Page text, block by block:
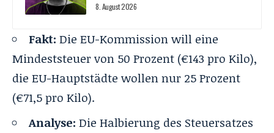
8. August 2026
Fakt: Die EU-Kommission will eine
Mindeststeuer von 50 Prozent (€143 pro Kilo),
die EU-Hauptstädte wollen nur 25 Prozent
(€71,5 pro Kilo).
Analyse: Die Halbierung des Steuersatzes